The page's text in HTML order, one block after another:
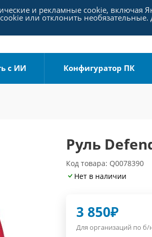
с ИИ Конфигуратор ПК
Руль
Код товара: Q0078390
Нет в наличии
3 850₽
Для организаций по б/
и рекламные cookie, включая
или отклонить необязательные.